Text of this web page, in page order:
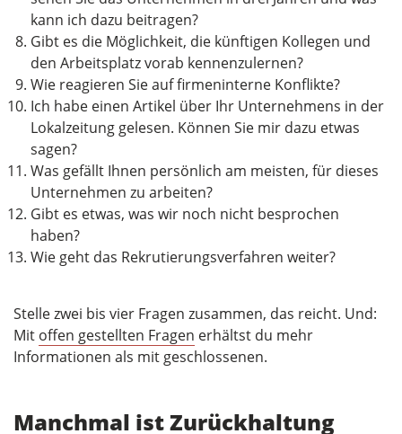
kann ich dazu beitragen?
Gibt es die Möglichkeit, die künftigen Kollegen und
den Arbeitsplatz vorab kennenzulernen?
Wie reagieren Sie auf firmeninterne Konflikte?
Ich habe einen Artikel über Ihr Unternehmens in der
Lokalzeitung gelesen. Können Sie mir dazu etwas
sagen?
Was gefällt Ihnen persönlich am meisten, für dieses
Unternehmen zu arbeiten?
Gibt es etwas, was wir noch nicht besprochen
haben?
Wie geht das Rekrutierungsverfahren weiter?
Stelle zwei bis vier Fragen zusammen, das reicht. Und:
Mit offen gestellten Fragen erhältst du mehr
Informationen als mit geschlossenen.
Manchmal ist Zurückhaltung